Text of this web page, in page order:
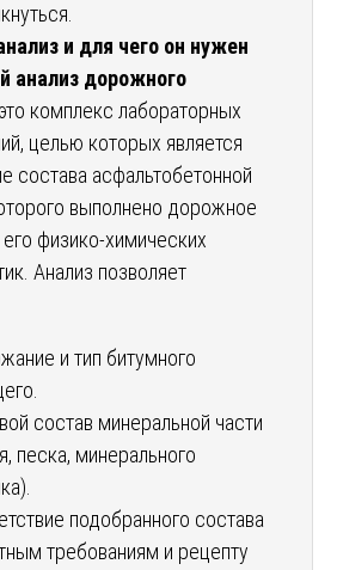
и для чего он нужен
анализ дорожного
комплекс лабораторных
целью которых является
состава асфальтобетонной
выполнено дорожное
физико-химических
Анализ позволяет
и тип битумного
состав минеральной части
песка, минерального
подобранного состава
требованиям и рецепту